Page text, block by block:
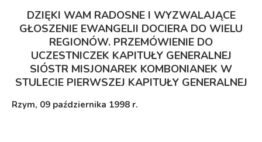
DZIĘKI WAM RADOSNE I WYZWALAJĄCE
GŁOSZENIE EWANGELII DOCIERA DO WIELU
REGIONÓW. PRZEMÓWIENIE DO
UCZESTNICZEK KAPITUŁY GENERALNEJ
SIÓSTR MISJONAREK KOMBONIANEK W
STULECIE PIERWSZEJ KAPITUŁY GENERALNEJ
Rzym, 09 października 1998 r.